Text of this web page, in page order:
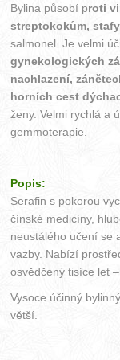
Bylina působí proti
streptokokům,
salmonel. Je velmi
gynekologických
nachlazení,
horních cest
ženy. Velmi rychlá a
gemmoterapie.
Popis:
Serafin s pokorou
čínské medicíny,
neustálého učení se
vazby. Nabízí
osvědčený tisíce let
Vysoce účinný
větší.